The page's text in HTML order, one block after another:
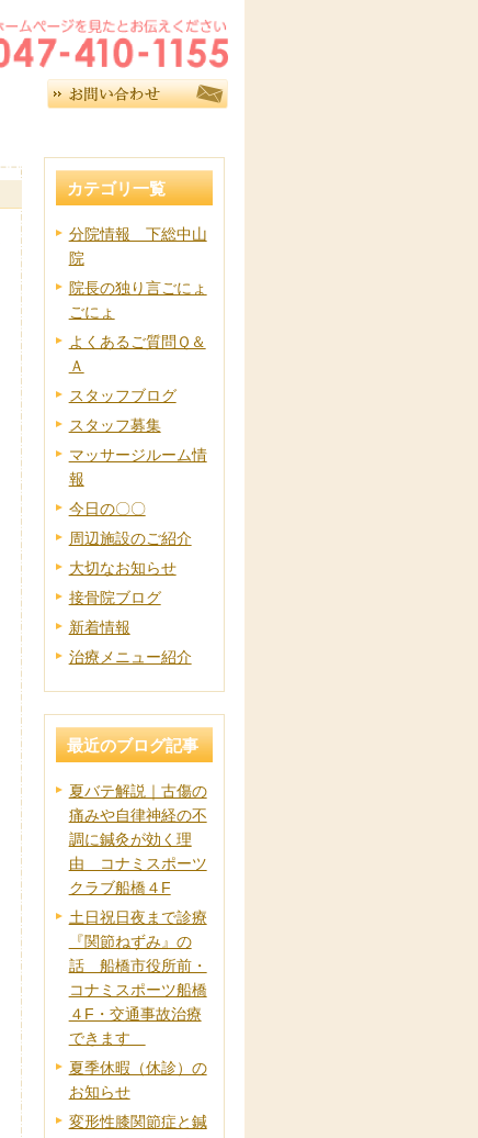
カテゴリ一覧
分院情報 下総中山
院
院長の独り言ごにょ
ごにょ
よくあるご質問Ｑ＆
Ａ
スタッフブログ
スタッフ募集
マッサージルーム情
報
今日の〇〇
周辺施設のご紹介
大切なお知らせ
接骨院ブログ
新着情報
治療メニュー紹介
最近のブログ記事
夏バテ解説｜古傷の
痛みや自律神経の不
調に鍼灸が効く理
由 コナミスポーツ
クラブ船橋４F
土日祝日夜まで診療
『関節ねずみ』の
話 船橋市役所前・
コナミスポーツ船橋
４F・交通事故治療
できます
夏季休暇（休診）の
お知らせ
変形性膝関節症と鍼